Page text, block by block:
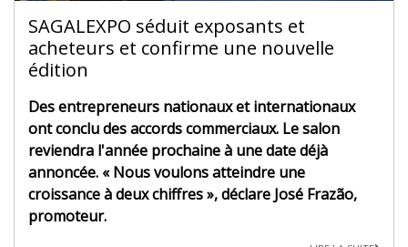
SAGALEXPO séduit exposants et
acheteurs et confirme une nouvelle
édition
Des entrepreneurs nationaux et internationaux
ont conclu des accords commerciaux. Le salon
reviendra l'année prochaine à une date déjà
annoncée. « Nous voulons atteindre une
croissance à deux chiffres », déclare José Frazão,
promoteur.